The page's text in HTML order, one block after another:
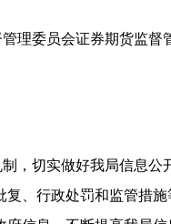
理委员会证券期货监
， 切实做好我局信息公
、行政处罚和监管措